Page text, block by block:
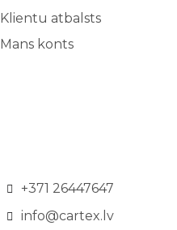
Klientu atbalsts
Mans konts
+371 26447647
info@cartex.lv